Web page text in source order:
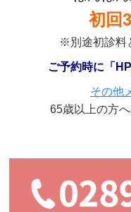
初回
※別途初診料
ご予約時に「
その他
65歳以上の方